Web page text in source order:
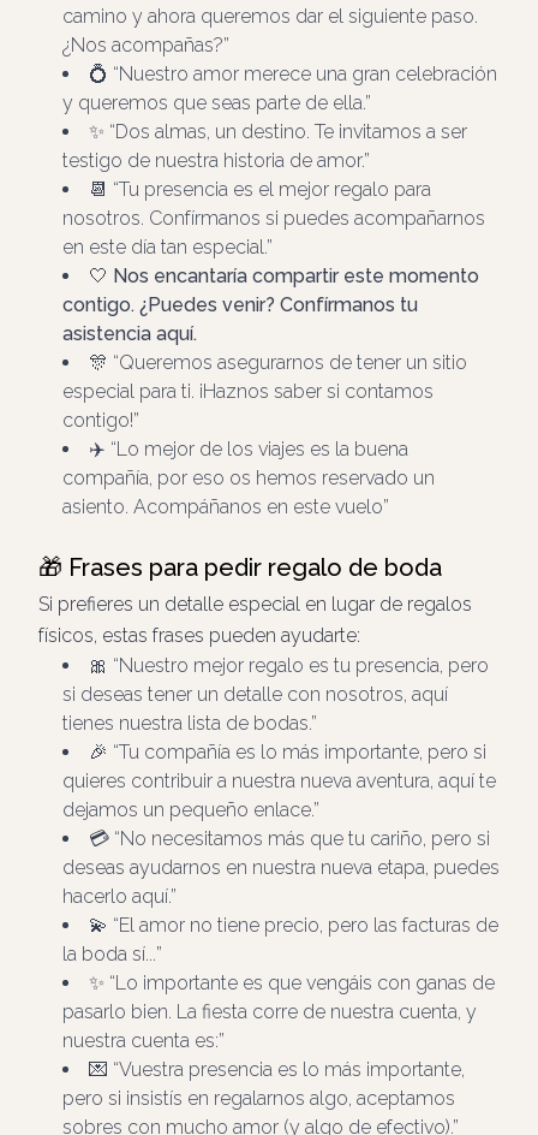
camino y ahora queremos dar el siguiente paso.
¿Nos acompañas?
💍
Nuestro amor merece una gran celebración
y queremos que seas parte de ella.
✨ Dos almas, un destino. Te invitamos a ser
testigo de nuestra historia de amor.
📆
Tu presencia es el mejor regalo para
nosotros. Confírmanos si puedes acompañarnos
en este día tan especial.
🤍 Nos encantaría compartir este momento
contigo. ¿Puedes venir? Confírmanos tu
asistencia aquí.
🎊
Queremos asegurarnos de tener un sitio
especial para ti. ¡Haznos saber si contamos
contigo!
✈️ Lo mejor de los viajes es la buena
compañía, por eso os hemos reservado un
asiento. Acompáñanos en este vuelo
🎁 Frases para pedir regalo de boda
Si prefieres un detalle especial en lugar de regalos
físicos, estas frases pueden ayudarte:
🎀
Nuestro mejor regalo es tu presencia, pero
si deseas tener un detalle con nosotros, aquí
tienes nuestra lista de bodas.
🎉 Tu compañía es lo más importante, pero si
quieres contribuir a nuestra nueva aventura, aquí te
dejamos un pequeño enlace.
💳 No necesitamos más que tu cariño, pero si
deseas ayudarnos en nuestra nueva etapa, puedes
hacerlo aquí.
💫
El amor no tiene precio, pero las facturas de
la boda sí...
✨ Lo importante es que vengáis con ganas de
pasarlo bien. La fiesta corre de nuestra cuenta, y
nuestra cuenta es:
💌 Vuestra presencia es lo más importante,
pero si insistís en regalarnos algo, aceptamos
sobres con mucho amor (y algo de efectivo).